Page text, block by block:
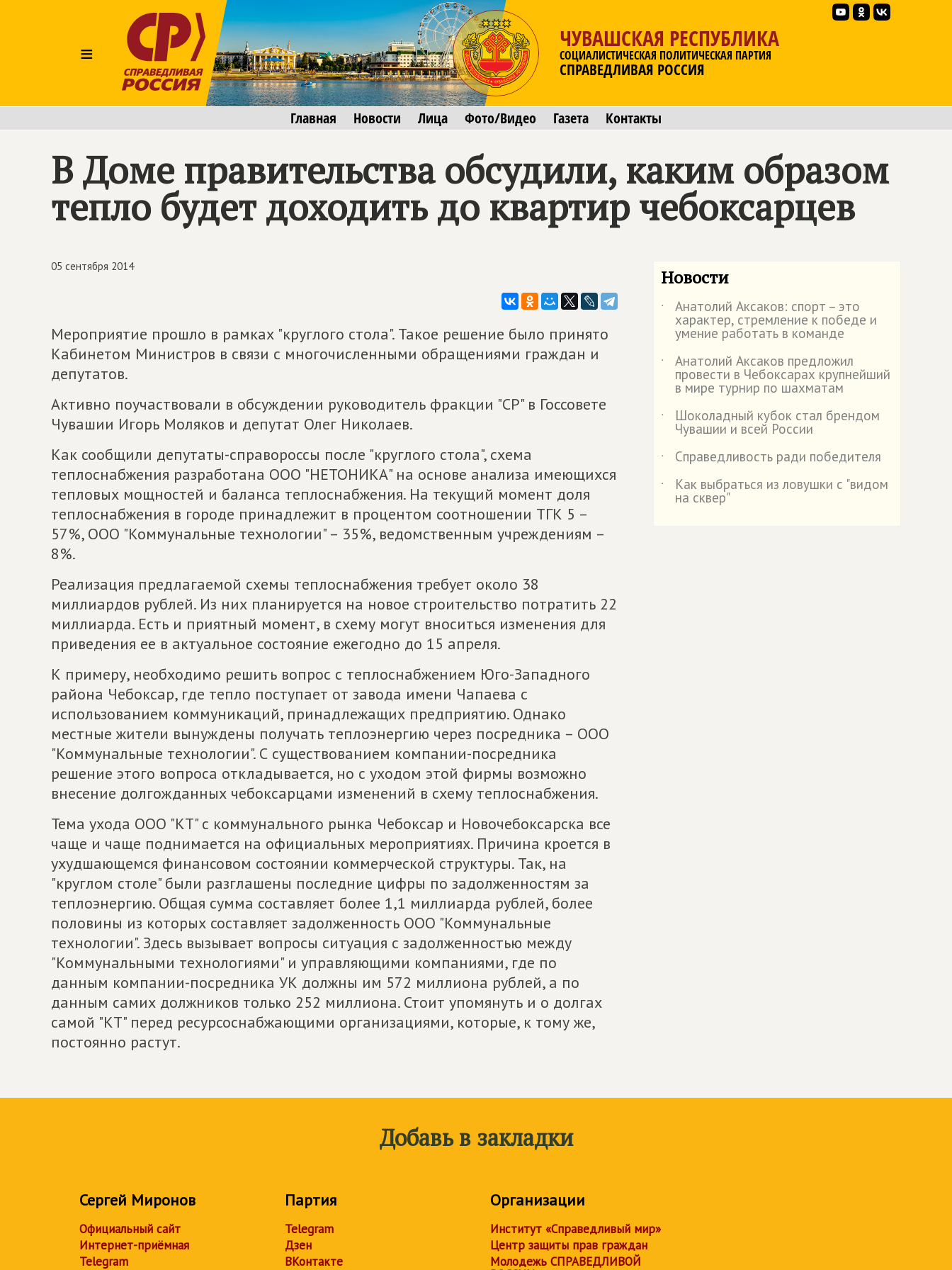
≡
ЧУВАШСКАЯ РЕСПУБЛИКА
СОЦИАЛИСТИЧЕСКАЯ ПОЛИТИЧЕСКАЯ ПАРТИЯ
СПРАВЕДЛИВАЯ РОССИЯ
Главная Новости Лица Фото/Видео Газета Контакты
В Доме правительства обсудили, каким образом
тепло будет доходить до квартир чебоксарцев
05 сентября 2014
Мероприятие прошло в рамках "круглого стола". Такое решение было принято
Кабинетом Министров в связи с многочисленными обращениями граждан и
депутатов.
Активно поучаствовали в обсуждении руководитель фракции "СР" в Госсовете
Чувашии Игорь Моляков и депутат Олег Николаев.
Как сообщили депутаты-справороссы после "круглого стола", схема
теплоснабжения разработана ООО "НЕТОНИКА" на основе анализа имеющихся
тепловых мощностей и баланса теплоснабжения. На текущий момент доля
теплоснабжения в городе принадлежит в процентом соотношении ТГК 5 –
57%, ООО "Коммунальные технологии" – 35%, ведомственным учреждениям –
8%.
Реализация предлагаемой схемы теплоснабжения требует около 38
миллиардов рублей. Из них планируется на новое строительство потратить 22
миллиарда. Есть и приятный момент, в схему могут вноситься изменения для
приведения ее в актуальное состояние ежегодно до 15 апреля.
К примеру, необходимо решить вопрос с теплоснабжением Юго-Западного
района Чебоксар, где тепло поступает от завода имени Чапаева с
использованием коммуникаций, принадлежащих предприятию. Однако
местные жители вынуждены получать теплоэнергию через посредника – ООО
"Коммунальные технологии". С существованием компании-посредника
решение этого вопроса откладывается, но с уходом этой фирмы возможно
внесение долгожданных чебоксарцами изменений в схему теплоснабжения.
Тема ухода ООО "КТ" с коммунального рынка Чебоксар и Новочебоксарска все
чаще и чаще поднимается на официальных мероприятиях. Причина кроется в
ухудшающемся финансовом состоянии коммерческой структуры. Так, на
"круглом столе" были разглашены последние цифры по задолженностям за
теплоэнергию. Общая сумма составляет более 1,1 миллиарда рублей, более
половины из которых составляет задолженность ООО "Коммунальные
технологии". Здесь вызывает вопросы ситуация с задолженностью между
"Коммунальными технологиями" и управляющими компаниями, где по
данным компании-посредника УК должны им 572 миллиона рублей, а по
данным самих должников только 252 миллиона. Стоит упомянуть и о долгах
самой "КТ" перед ресурсоснабжающими организациями, которые, к тому же,
постоянно растут.
Новости
˙ Анатолий Аксаков: спорт – это
характер, стремление к победе и
умение работать в команде
˙
Анатолий Аксаков предложил
провести в Чебоксарах крупнейший
в мире турнир по шахматам
˙
Шоколадный кубок стал брендом
Чувашии и всей России
˙
Справедливость ради победителя
˙
Как выбраться из ловушки с "видом
на сквер"
Добавь в закладки
Сергей Миронов
Официальный сайт
Интернет-приёмная
Telegram
Партия
Telegram
Дзен
ВКонтакте
Организации
Институт «Справедливый мир»
Центр защиты прав граждан
Молодежь СПРАВЕДЛИВОЙ